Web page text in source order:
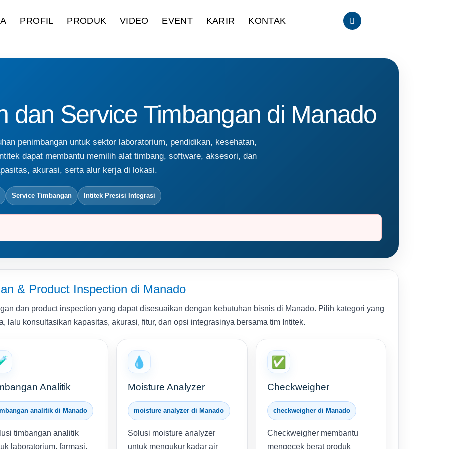
PROFIL PRODUK VIDEO EVENT KARIR KONTAK
dan Service Timbangan di Manado
penimbangan untuk sektor laboratorium, pendidikan, kesehatan,
dapat membantu memilih alat timbang, software, aksesori, dan
akurasi, serta alur kerja di lokasi.
Service Timbangan Intitek Presisi Integrasi
& Product Inspection di Manado
dan product inspection yang dapat disesuaikan dengan kebutuhan bisnis di Manado. Pilih kategori yang
lalu konsultasikan kapasitas, akurasi, fitur, dan opsi integrasinya bersama tim Intitek.
Analitik
analitik di Manado
timbangan analitik
laboratorium, farmasi,
💧
Moisture Analyzer
moisture analyzer di Manado
Solusi moisture analyzer
untuk mengukur kadar air
✅
Checkweigher
checkweigher di Manado
Checkweigher membantu
mengecek berat produk